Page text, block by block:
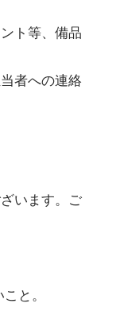
ト等、備品
者への連絡
います。ご
と。